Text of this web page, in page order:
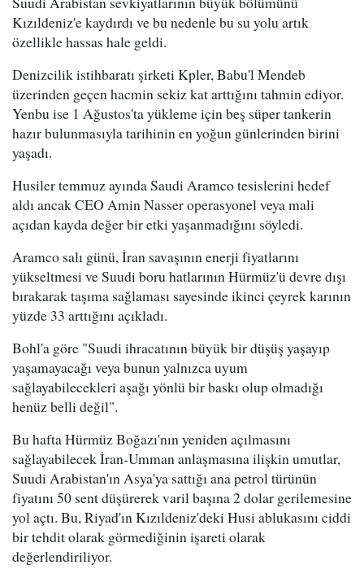
Kızıldeniz'e kaydırdı ve bu nedenle bu su yolu artık
özellikle hassas hale geldi.
Denizcilik istihbaratı şirketi Kpler, Babu'l Mendeb
üzerinden geçen hacmin sekiz kat arttığını tahmin ediyor.
Yenbu ise 1 Ağustos'ta yükleme için beş süper tankerin
hazır bulunmasıyla tarihinin en yoğun günlerinden birini
yaşadı.
Husiler temmuz ayında Saudi Aramco tesislerini hedef
aldı ancak CEO Amin Nasser operasyonel veya mali
açıdan kayda değer bir etki yaşanmadığını söyledi.
Aramco salı günü, İran savaşının enerji fiyatlarını
yükseltmesi ve Suudi boru hatlarının Hürmüz'ü devre dışı
bırakarak taşıma sağlaması sayesinde ikinci çeyrek karının
yüzde 33 arttığını açıkladı.
Bohl'a göre "Suudi ihracatının büyük bir düşüş yaşayıp
yaşamayacağı veya bunun yalnızca uyum
sağlayabilecekleri aşağı yönlü bir baskı olup olmadığı
henüz belli değil".
Bu hafta Hürmüz Boğazı'nın yeniden açılmasını
sağlayabilecek İran-Umman anlaşmasına ilişkin umutlar,
Suudi Arabistan'ın Asya'ya sattığı ana petrol türünün
fiyatını 50 sent düşürerek varil başına 2 dolar gerilemesine
yol açtı. Bu, Riyad'ın Kızıldeniz'deki Husi ablukasını ciddi
bir tehdit olarak görmediğinin işareti olarak
değerlendiriliyor.